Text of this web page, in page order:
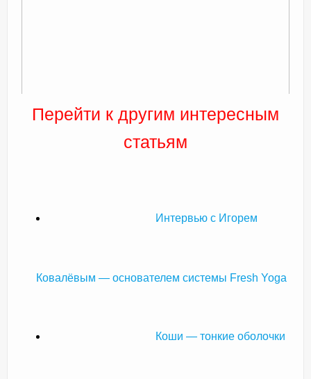
Перейти к другим интересным
статьям
Интервью с Игорем
Ковалёвым — основателем системы Fresh Yoga
Коши — тонкие оболочки